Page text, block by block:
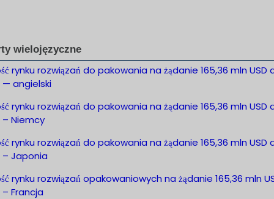
wielojęzyczne
rynku rozwiązań do pakowania na żądanie 165,36 mln USD
— angielski
rynku rozwiązań do pakowania na żądanie 165,36 mln USD
– Niemcy
rynku rozwiązań do pakowania na żądanie 165,36 mln USD
– Japonia
rynku rozwiązań opakowaniowych na żądanie 165,36 mln
– Francja